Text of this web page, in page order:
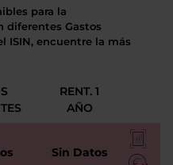
para la
diferentes Gastos
ISIN, encuentre la más
RENT. 1
AÑO
Sin Datos